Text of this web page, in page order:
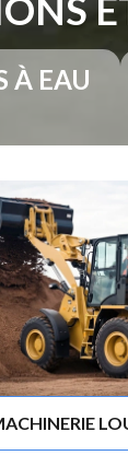
À EAU